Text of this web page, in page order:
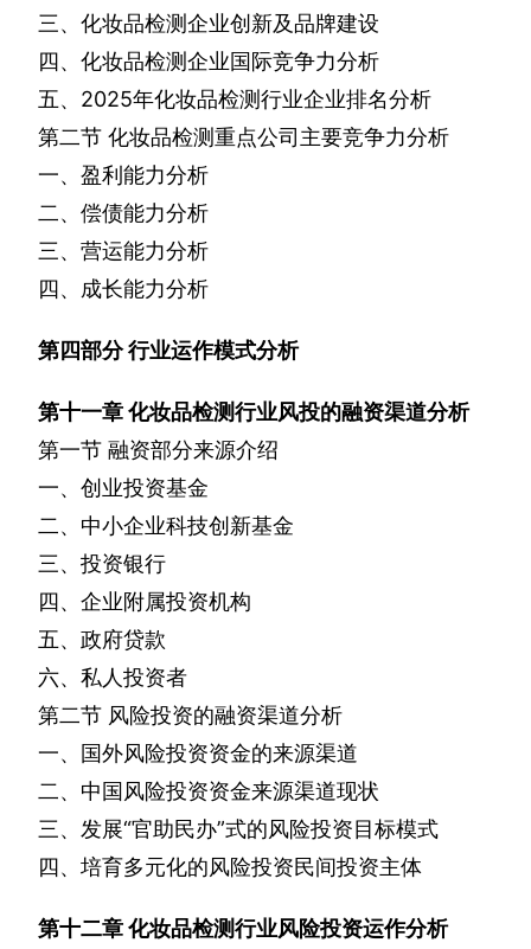
三、化妆品检测企业创新及品牌建设
四、化妆品检测企业国际竞争力分析
五、 2025年化妆品检测行业企业排名分析
第二节 化妆品检测重点公司主要竞争力分析
一、盈利能力分析
二、偿债能力分析
三、营运能力分析
四、成长能力分析
第四部分行业运作模式分析
第十一章化妆品检测行业风投的融资渠道分析
第一节 融资部分来源介绍
一、创业投资基金
二、中小企业科技创新基金
三、投资银行
四、企业附属投资机构
五、政府贷款
六、私人投资者
第二节 风险投资的融资渠道分析
一、国外风险投资资金的来源渠道
二、中国风险投资资金来源渠道现状
三、发展“官助民办”式的风险投资目标模式
四、培育多元化的风险投资民间投资主体
第十二章化妆品检测行业风险投资运作分析